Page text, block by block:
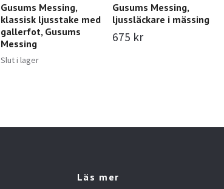
Gusums Messing,
klassisk ljusstake med
gallerfot, Gusums
Messing
Slut i lager
Gusums Messing,
ljussläckare i mässing
675 kr
Läs mer